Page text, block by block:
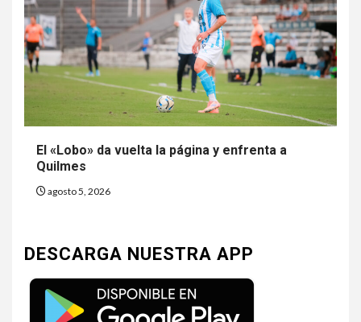
El «Lobo» da vuelta la página y enfrenta a
Quilmes
agosto 5, 2026
DESCARGA NUESTRA APP